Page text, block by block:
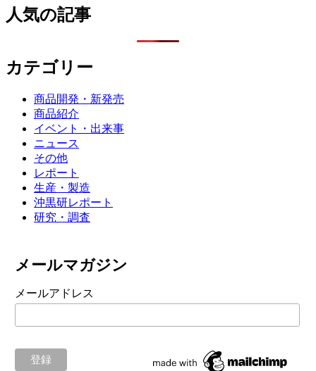
人気の記事
カテゴリー
商品開発・新発売
商品紹介
イベント・出来事
ニュース
その他
レポート
生産・製造
沖黒研レポート
研究・調査
メールマガジン
メールアドレス